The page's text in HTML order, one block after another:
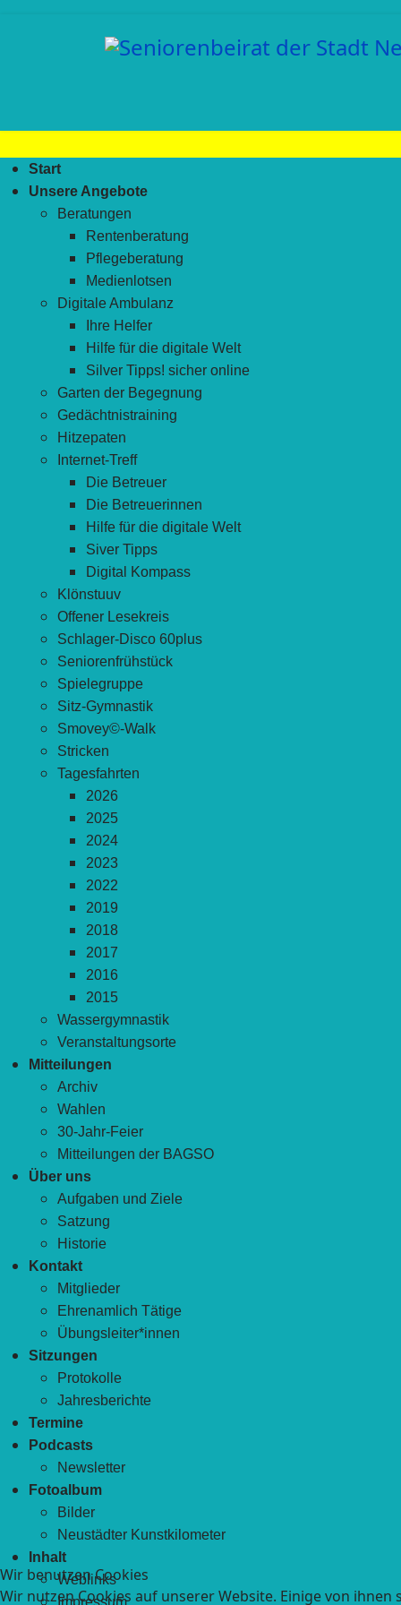
Start
Unsere Angebote
Beratungen
Rentenberatung
Pflegeberatung
Medienlotsen
Digitale Ambulanz
Ihre Helfer
Hilfe für die digitale Welt
Silver Tipps! sicher online
Garten der Begegnung
Gedächtnistraining
Hitzepaten
Internet-Treff
Die Betreuer
Die Betreuerinnen
Hilfe für die digitale Welt
Siver Tipps
Digital Kompass
Klönstuuv
Offener Lesekreis
Schlager-Disco 60plus
Seniorenfrühstück
Spielegruppe
Sitz-Gymnastik
Smovey©-Walk
Stricken
Tagesfahrten
2026
2025
2024
2023
2022
2019
2018
2017
2016
2015
Wassergymnastik
Veranstaltungsorte
Mitteilungen
Archiv
Wahlen
30-Jahr-Feier
Mitteilungen der BAGSO
Über uns
Aufgaben und Ziele
Satzung
Historie
Kontakt
Mitglieder
Ehrenamlich Tätige
Übungsleiter*innen
Sitzungen
Protokolle
Jahresberichte
Termine
Podcasts
Newsletter
Fotoalbum
Bilder
Neustädter Kunstkilometer
Inhalt
Weblinks
Impressum
Wir benutzen Cookies
Wir nutzen Cookies auf unserer Website. Einige von